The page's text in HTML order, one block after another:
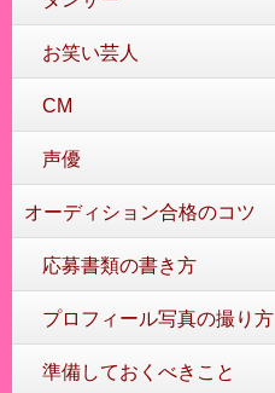
お笑い芸人
CM
声優
オーディション合格のコツ
応募書類の書き方
プロフィール写真の撮り方
準備しておくべきこと